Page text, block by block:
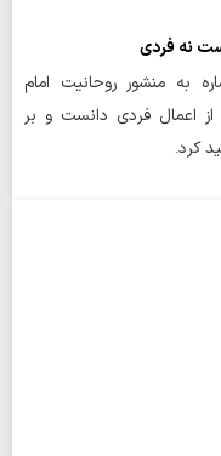
نه فردی
به منشور روحانیت امام
از اعمال فردی دانست و بر
کرد.